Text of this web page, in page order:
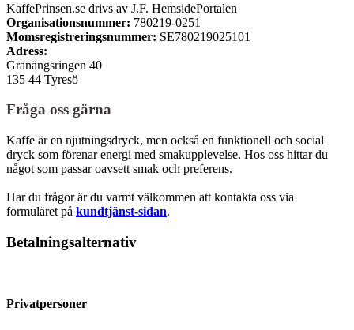
KaffePrinsen.se drivs av J.F. HemsidePortalen
Organisationsnummer: 780219-0251
Momsregistreringsnummer: SE780219025101
Adress:
Granängsringen 40
135 44 Tyresö
Fråga oss gärna
Kaffe är en njutningsdryck, men också en funktionell och social
dryck som förenar energi med smakupplevelse. Hos oss hittar du
något som passar oavsett smak och preferens.
Har du frågor är du varmt välkommen att kontakta oss via
formuläret på kundtjänst-sidan.
Betalningsalternativ
Privatpersoner